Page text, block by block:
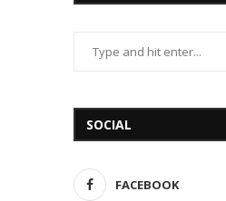
SOCIAL
FACEBOOK